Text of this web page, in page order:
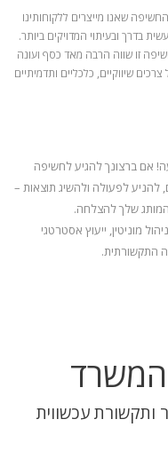
החשיפה שאנו מייצרים ללקוחותינו
בדרך ובעיתוי המדויקים ביותר.
זו שווה הרבה מאד כסף ועונה
צרכים שיווקיים, כלכליים ותדמיתיים
אם ברצונך להגיע לחשיפה
להניעלפעולה ולהשיג תוצאות –
שלך להצלחה.
מוניטין, ייעוץ אסטרטגי
התקשורתית.
המשרד
ותקשורת עכשווית